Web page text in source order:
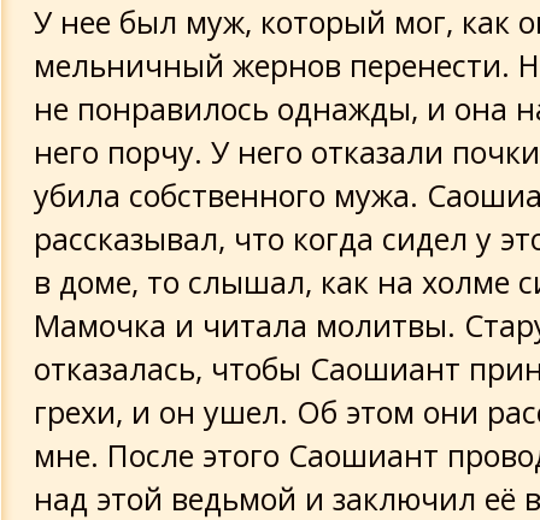
У нее был муж, который мог, как
мельничный жернов перенести.
не понравилось однажды, и она
него порчу. У него отказали
убила собственного мужа.
рассказывал, что когда сидел у
в доме, то слышал, как на холме
Мамочка и читала молитвы.
отказалась, чтобы Саошиант
грехи, и он ушел. Об этом они
мне. После этого Саошиант
над этой ведьмой и заключил её